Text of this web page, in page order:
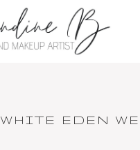
WHITE EDEN